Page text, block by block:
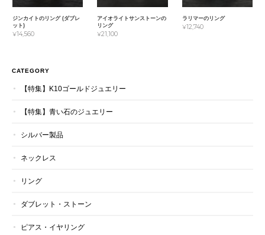
ジンカイトのリング (ダブレ
ット)
¥14,560
アイオライトサンストーンの
リング
¥21,100
ラリマーのリング
¥12,740
CATEGORY
【特集】K10ゴールドジュエリー
【特集】青い石のジュエリー
シルバー製品
ネックレス
リング
ダブレット・ストーン
ピアス・イヤリング